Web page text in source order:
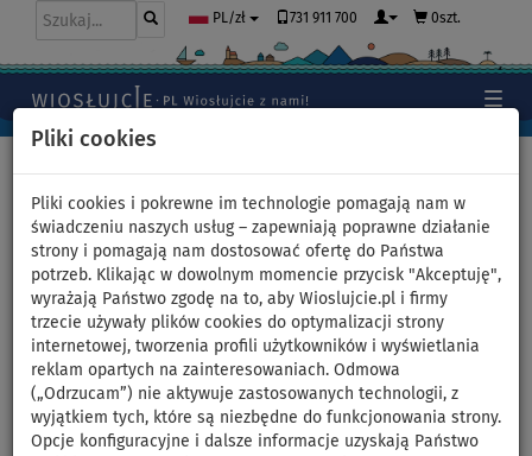
Pliki cookies
Pliki cookies i pokrewne im technologie pomagają nam w
świadczeniu naszych usług – zapewniają poprawne działanie
strony i pomagają nam dostosować ofertę do Państwa
potrzeb. Klikając w dowolnym momencie przycisk "Akceptuję",
wyrażają Państwo zgodę na to, aby Wioslujcie.pl i firmy
trzecie używały plików cookies do optymalizacji strony
internetowej, tworzenia profili użytkowników i wyświetlania
reklam opartych na zainteresowaniach. Odmowa
(„Odrzucam”) nie aktywuje zastosowanych technologii, z
wyjątkiem tych, które są niezbędne do funkcjonowania strony.
Opcje konfiguracyjne i dalsze informacje uzyskają Państwo
PL/zł 731 911 700 0szt.
Deska SUP SPINERA
SUPVENTURE SUNSET 10'6 DLT
- pompowany paddleboard -
wariant: zestaw podstawowy